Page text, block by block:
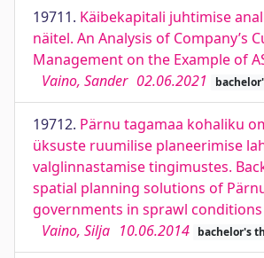
19711. Käibekapitali juhtimise
näitel. An Analysis of Company’s
Management on the Example of
Vaino, Sander 02.06.2021
19712. Pärnu tagamaa kohaliku
üksuste ruumilise planeerimise
valglinnastamise tingimustes.
spatial planning solutions of
governments in sprawl conditions
Vaino, Silja 10.06.2014 bachelor's